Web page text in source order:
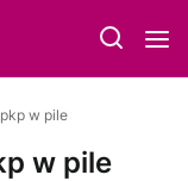
w pile
w pile